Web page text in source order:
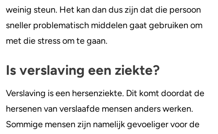
weinig steun. Het kan dan dus zijn dat die persoon
sneller problematisch middelen gaat gebruiken om
met die stress om te gaan.
Is verslaving een ziekte?
Verslaving is een hersenziekte. Dit komt doordat de
hersenen van verslaafde mensen anders werken.
Sommige mensen zijn namelijk gevoeliger voor de